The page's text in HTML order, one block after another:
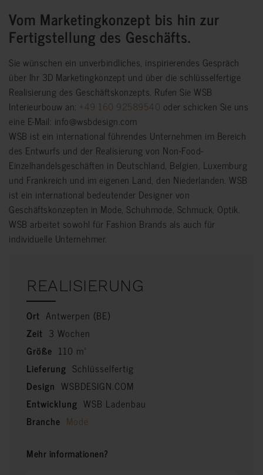
Vom Marketingkonzept bis hin zur
Fertigstellung des Geschäfts.
Sie wünschen ein unverbindliches, inspirierendes Gespräch
über Ihr 3D Marketingkonzept und über die schlüsselfertige
Realisierung des Geschäftskonzepts. Rufen Sie WSB
Interieurbouw an: +49 160 92589540 oder schicken Sie uns
eine E-Mail: info@wsbdesign.com
WSB ist ein international führendes Unternehmen im Bereich
des Entwurfs und der Realisierung von Non-Food-
Einzelhandelsgeschäften in Deutschland, Belgien, Luxemburg
und Frankreich und im eigenen Land, den Niederlanden. WSB
ist ein international bedeutender Designer von
Geschäftskonzepten in Mode, Schuhmode, Schmuck, Optik.
WSB arbeitet sowohl für Fashion Brands als auch für
individuelle Unternehmer.
REALISIERUNG
Ort Antwerpen (BE)
Zeit 3 Wochen
Größe 110 m²
Lieferung Schlüsselfertig
Design WSBDESIGN.COM
Entwicklung WSB Ladenbau
Branche Mode
Mehr informationen?